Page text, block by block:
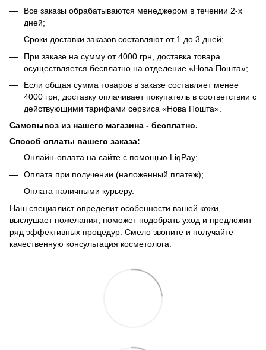
Все заказы обрабатываются менеджером в течении 2-х
дней;
Сроки доставки заказов составляют от 1 до 3 дней;
При заказе на сумму от 4000 грн, доставка товара
осуществляется бесплатно на отделение «Нова Пошта»;
Если общая сумма товаров в заказе составляет менее
4000 грн, доставку оплачивает покупатель в соответствии с
действующими тарифами сервиса «Нова Пошта».
Самовывоз из нашего магазина - бесплатно.
Способ оплаты вашего заказа:
Онлайн-оплата на сайте с помощью LiqPay;
Оплата при получении (наложенный платеж);
Оплата наличными курьеру.
Наш специалист определит особенности вашей кожи,
выслушает пожелания, поможет подобрать уход и предложит
ряд эффективных процедур. Смело звоните и получайте
качественную консультация косметолога.